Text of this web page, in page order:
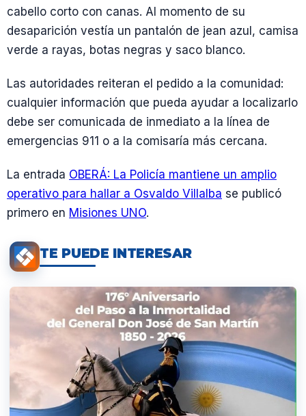
cabello corto con canas. Al momento de su
desaparición vestía un pantalón de jean azul, camisa
verde a rayas, botas negras y saco blanco.
Las autoridades reiteran el pedido a la comunidad:
cualquier información que pueda ayudar a localizarlo
debe ser comunicada de inmediato a la línea de
emergencias 911 o a la comisaría más cercana.
La entrada OBERÁ: La Policía mantiene un amplio
operativo para hallar a Osvaldo Villalba se publicó
primero en Misiones UNO.
TE PUEDE INTERESAR